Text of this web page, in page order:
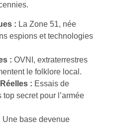
: La Zone 51, née
espions et technologies
: OVNI, extraterrestres
le folklore local.
: Essais de
secret pour l’armée
Une base devenue